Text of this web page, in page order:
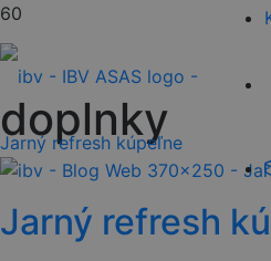
doplnky
Jarný refresh